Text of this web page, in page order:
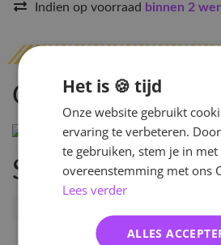
Indien op voorraad binnen 2
Omschrijving
Specificaties
EAN nummer
Het is 🍪 tijd
Onze website gebruikt
ervaring te verbeteren.
te gebruiken, stem je in
overeenstemming met ons
Lees verder
ALLES